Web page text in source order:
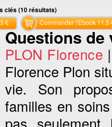
€ Commander l'Ebook 11.5
clés (10 résultats)
Questions de
PLON Florence
Florence Plon
vie. Son
familles en